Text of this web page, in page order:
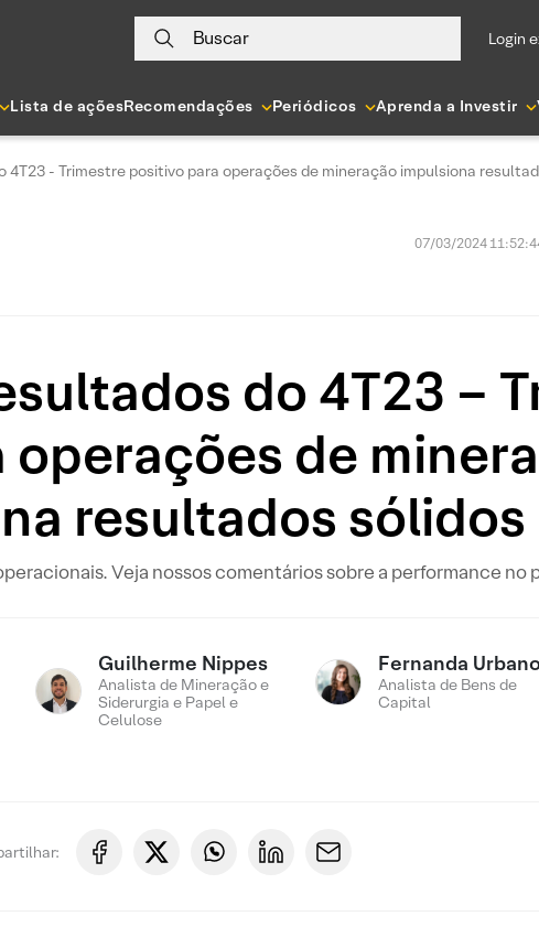
Buscar login
Lista de açõesRecomendações Periódicos Aprenda a Investir
4T23 - Trimestre positivo para operações de mineração impulsiona
07/03/2024
do 4T23 –
de
resultados sólidos
Veja nossos comentários sobre a performance no
Guilherme Nippes
Analista de Mineração e
Siderurgia e Papel e
Celulose
Fernanda
Analista de Bens de
Capital